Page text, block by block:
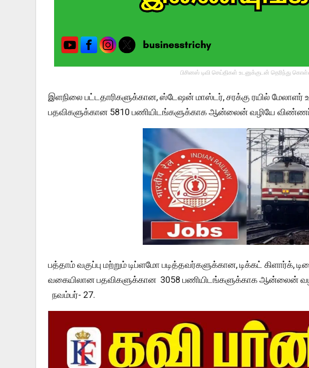
பிசினஸ் டிவி செய்திகள் உடனுக்குடன் தெரிந்து
இளநிலை பட்டதாரிகளுக்கான, ஸ்டேஷன் மாஸ்டர், சரக்கு ரயில் மேலாளர்
பதவிகளுக்கான 5810 பணியிடங்களுக்காக ஆன்லைன் வழியே
பத்தாம் வகுப்பு மற்றும் டிப்ளமோ படித்தவர்களுக்கான, டிக்கட் கிளார்க்,
வகையிலான பதவிகளுக்கான 3058 பணியிடங்களுக்காக ஆன்லைன்
நவம்பர்- 27.